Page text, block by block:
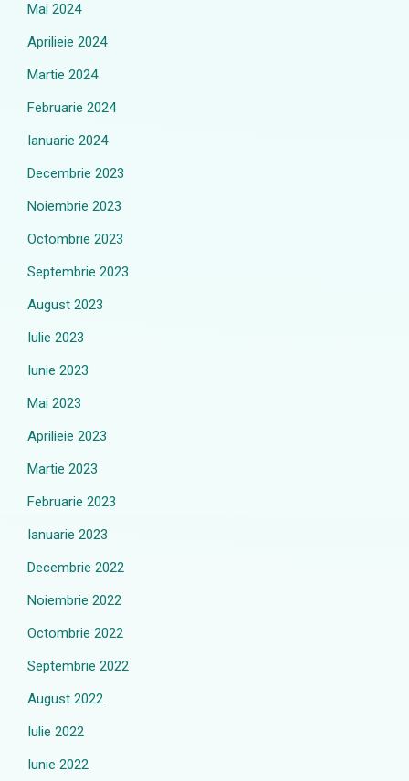
Mai 2024
Aprilieie 2024
Martie 2024
Februarie 2024
Ianuarie 2024
Decembrie 2023
Noiembrie 2023
Octombrie 2023
Septembrie 2023
August 2023
Iulie 2023
Iunie 2023
Mai 2023
Aprilieie 2023
Martie 2023
Februarie 2023
Ianuarie 2023
Decembrie 2022
Noiembrie 2022
Octombrie 2022
Septembrie 2022
August 2022
Iulie 2022
Iunie 2022